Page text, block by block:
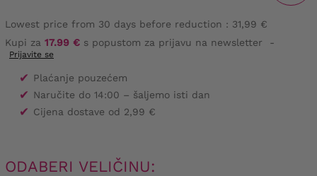
Lowest price from 30 days before reduction : 31,99 €
Kupi za 17.99 € s popustom za prijavu na newsletter -
Prijavite se
✔ Plaćanje pouzećem
✔ Naručite do 14:00 – šaljemo isti dan
✔ Cijena dostave od 2,99 €
ODABERI VELIČINU: